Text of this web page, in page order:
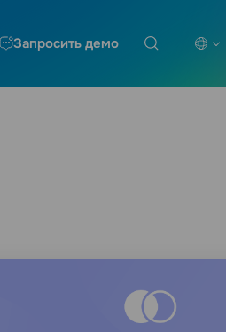
Запросить демо